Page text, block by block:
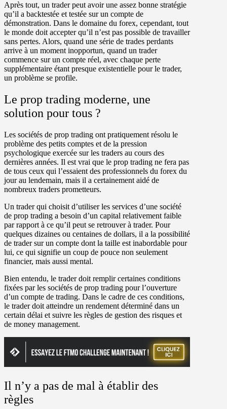
Après tout, un trader peut avoir une assez bonne stratégie
qu’il a backtestée et testée sur un compte de
démonstration. Dans le domaine du forex, cependant, tout
le monde doit accepter qu’il n’est pas possible de travailler
sans pertes. Alors, quand une série de trades perdants
arrive à un moment inopportun, quand un trader
commence sur un compte réel, avec chaque perte
supplémentaire étant presque existentielle pour le trader,
un problème se profile.
Le prop trading moderne, une
solution pour tous ?
Les sociétés de prop trading ont pratiquement résolu le
problème des petits comptes et de la pression
psychologique exercée sur les traders au cours des
dernières années. Il est vrai que le prop trading ne fera pas
de tous ceux qui l’essaient des professionnels du forex du
jour au lendemain, mais il a certainement aidé de
nombreux traders prometteurs.
Un trader qui choisit d’utiliser les services d’une société
de prop trading a besoin d’un capital relativement faible
par rapport à ce qu’il peut se retrouver à trader. Pour
quelques dizaines ou centaines de dollars, il a la possibilité
de trader sur un compte dont la taille est inabordable pour
lui, ce qui signifie un coup de pouce non seulement
financier, mais aussi mental.
Bien entendu, le trader doit remplir certaines conditions
fixées par les sociétés de prop trading pour l’ouverture
d’un compte de trading. Dans le cadre de ces conditions,
le trader doit atteindre un rendement déterminé dans un
certain délai et suivre les règles de gestion des risques et
de money management.
Il n’y a pas de mal à établir des
règles